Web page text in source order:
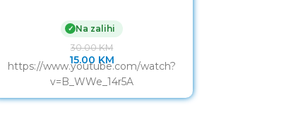
✓ Na zalihi
30.00KM
15.00 KM
https://www.youtube.com/watch?
v=B_WWe_14r5A